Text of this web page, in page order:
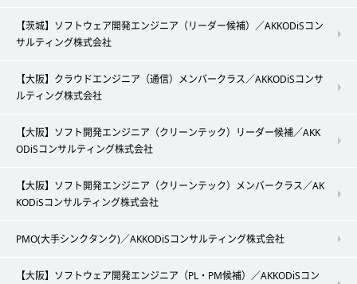
【茨城】ソフトウェア開発エンジニア（リーダー候補）／AKKODiSコン
サルティング株式会社
【大阪】クラウドエンジニア（通信）メンバークラス／AKKODiSコンサ
ルティング株式会社
【大阪】ソフト開発エンジニア（クリーンテック）リーダー候補／AKK
ODiSコンサルティング株式会社
【大阪】ソフト開発エンジニア（クリーンテック）メンバークラス／AK
KODiSコンサルティング株式会社
PMO(大手シンクタンク)／AKKODiSコンサルティング株式会社
【大阪】ソフトウェア開発エンジニア（PL・PM候補）／AKKODiSコン